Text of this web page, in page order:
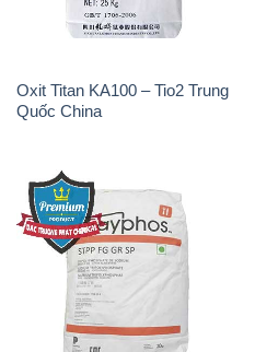
Oxit Titan KA100 – Tio2 Trung
Quốc China